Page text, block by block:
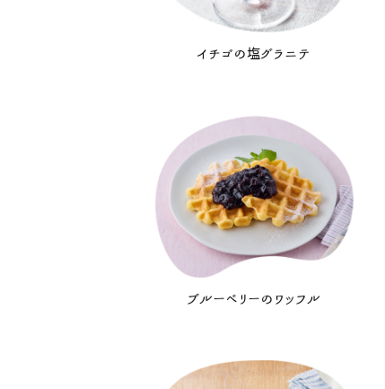
イチゴの塩グラニテ
ブルーベリーのワッフル